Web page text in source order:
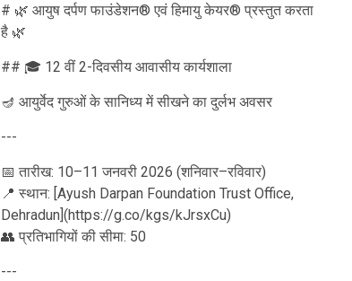
# 🌿 आयुष दर्पण फाउंडेशन® एवं हिमायु केयर® प्रस्तुत करता
है 🌿
## 🎓 12 वीं 2-दिवसीय आवासीय कार्यशाला
🪔 आयुर्वेद गुरुओं के सानिध्य में सीखने का दुर्लभ अवसर
---
📅 तारीख: 10–11 जनवरी 2026 (शनिवार–रविवार)
📍 स्थान: [Ayush Darpan Foundation Trust Office,
Dehradun](https://g.co/kgs/kJrsxCu)
👥 प्रतिभागियों की सीमा: 50
---